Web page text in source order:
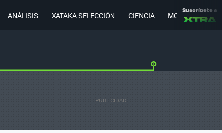
ANÁLISIS XATAKA SELECCIÓN CIENCIA MOVILIDAD
Suscríbete a